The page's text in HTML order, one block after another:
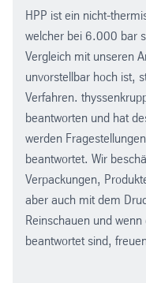
HPP ist ein nicht-
welcher bei 6.000 bar
Vergleich mit unseren
unvorstellbar hoch ist,
Verfahren.
beantworten und hat
werden
beantwortet. Wir
Verpackungen,
aber auch mit dem
Reinschauen und
beantwortet sind,